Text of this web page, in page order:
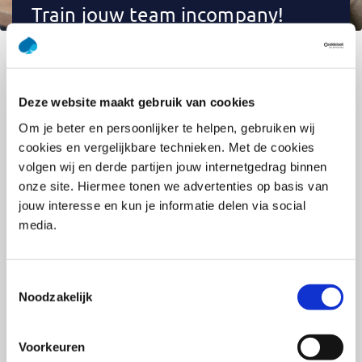
Deze website maakt gebruik van cookies
Om je beter en persoonlijker te helpen, gebruiken wij
cookies en vergelijkbare technieken. Met de cookies
volgen wij en derde partijen jouw internetgedrag binnen
onze site. Hiermee tonen we advertenties op basis van
jouw interesse en kun je informatie delen via social
media.
Noodzakelijk
Voorkeuren
Train jouw team incompany!
Wil je jouw team ontwikkelen op een manier die
perfect aansluit bij de behoeften en praktijk van
creëren we samen een op maat gemaakt
trainingsprogramma, volledig afgestemd op jouw
behoeften.
Locatie naar keuze: Bij ons in Utrecht, bij jou op
kantoor, online of hybride.
Exclusieve teamtraining: Collega’s leren samen,
cases uit jouw organisatie.
Maatwerk: De inhoud is volledig afgestemd op
de praktijk van jouw mensen en organisatie.
mogelijkheden!